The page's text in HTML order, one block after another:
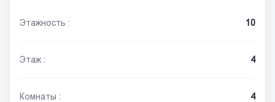
Этажность : 10
Этаж : 4
Комнаты : 4